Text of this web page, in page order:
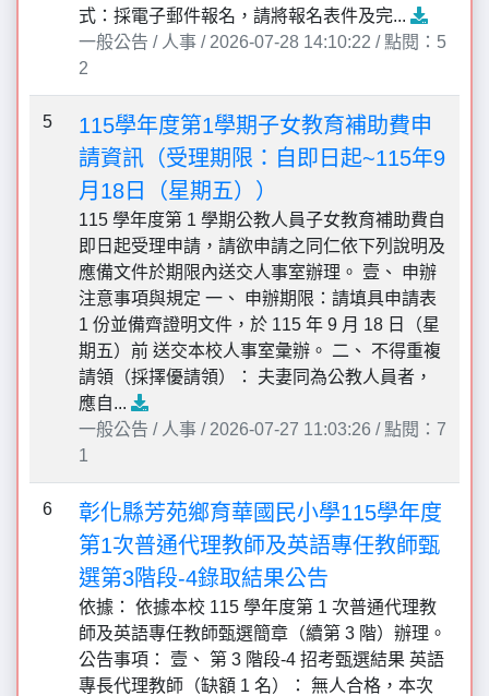
式：採電子郵件報名，請將報名表件及完...
一般公告 / 人事 / 2026-07-28 14:10:22 / 點閱：5
2
5
115學年度第1學期子女教育補助費申
請資訊（受理期限：自即日起~115年9
月18日（星期五））
115 學年度第 1 學期公教人員子女教育補助費自
即日起受理申請，請欲申請之同仁依下列說明及
應備文件於期限內送交人事室辦理。 壹、 申辦
注意事項與規定 一、 申辦期限：請填具申請表
1 份並備齊證明文件，於 115 年 9 月 18 日（星
期五）前 送交本校人事室彙辦。 二、 不得重複
請領（採擇優請領）： 夫妻同為公教人員者，
應自...
一般公告 / 人事 / 2026-07-27 11:03:26 / 點閱：7
1
6
彰化縣芳苑鄉育華國民小學115學年度
第1次普通代理教師及英語專任教師甄
選第3階段-4錄取結果公告
依據： 依據本校 115 學年度第 1 次普通代理教
師及英語專任教師甄選簡章（續第 3 階）辦理。
公告事項： 壹、 第 3 階段-4 招考甄選結果 英語
專長代理教師（缺額 1 名）： 無人合格，本次